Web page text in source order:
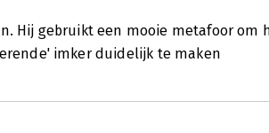
Hij gebruikt een mooie metafoor om
imker duidelijk te maken